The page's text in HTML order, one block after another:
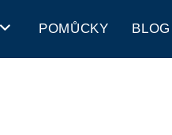
POMŮCKY BLOG